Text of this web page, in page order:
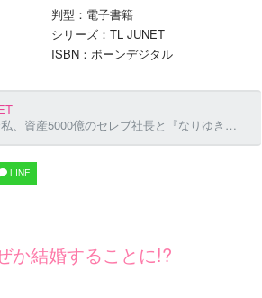
判型：電子書籍
シリーズ：TL JUNET
ISBN：ボーンデジタル
5000億のセレブ社長と『なりゆき結婚』します〜 第14話
LINE
か結婚することに!?